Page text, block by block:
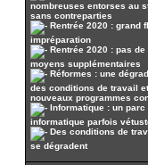
nombreuses entorses au
sans contreparties
Rentrée 2020 : grand
impréparation
Rentrée 2020 : pas de
moyens supplémentaires
Réformes : une
des conditions de travail
nouveaux programmes
Informatique : un parc
informatique parfois
Des conditions de
se dégradent